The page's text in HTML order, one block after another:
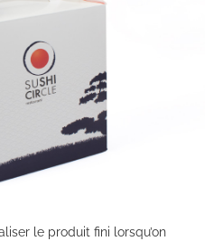
le produit fini lorsqu’on